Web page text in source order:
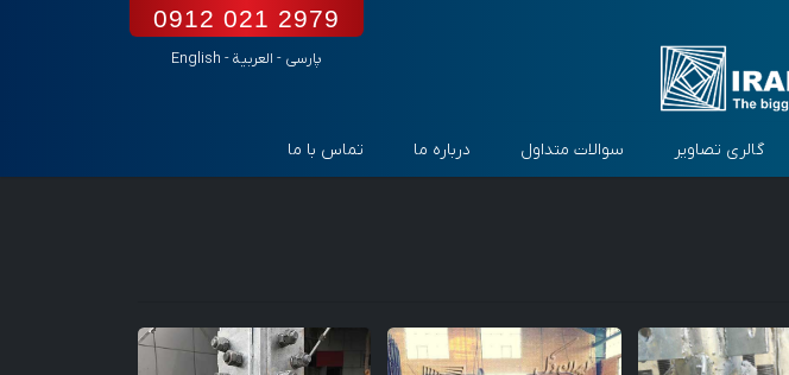
0912 021 2979
پارسی - العربیة-
English
گالری تصاویر سوالات متداول درباره ما تماس با ما